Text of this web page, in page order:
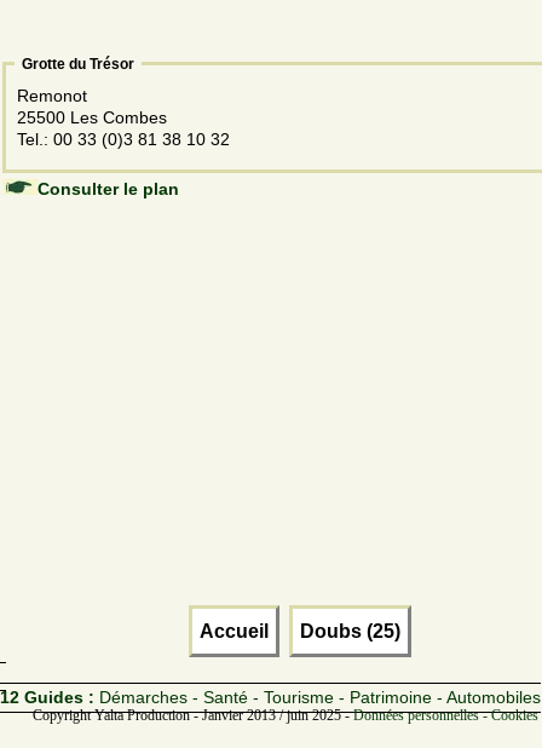
Grotte du Trésor
Remonot
25500 Les Combes
Tel.: 00 33 (0)3 81 38 10 32
Consulter le plan
Accueil Doubs (25)
12 Guides : Démarches - Santé - Tourisme - Patrimoine - Automobiles
Copyright Yalta Production - Janvier 2013 / juin 2025 -Données personnelles -